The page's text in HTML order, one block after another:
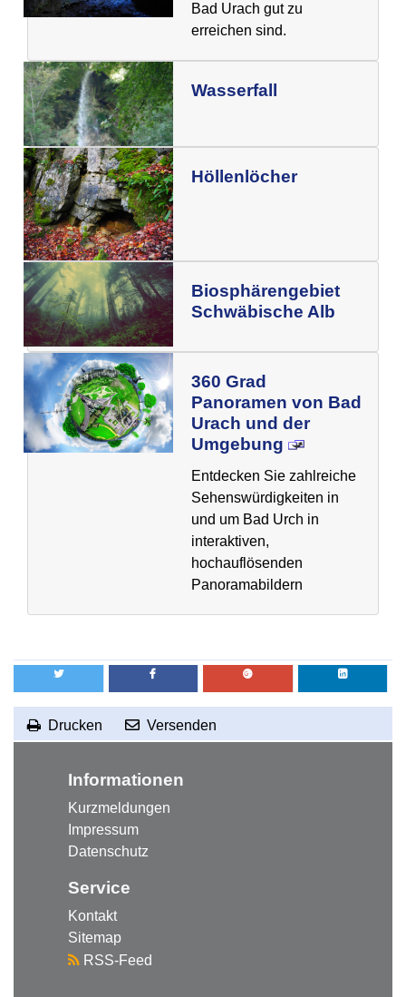
Bad Urach gut zu
erreichen sind.
Wasserfall
Höllenlöcher
Biosphärengebiet
Schwäbische Alb
360 Grad
Panoramen von Bad
Urach und der
Umgebung
Entdecken Sie zahlreiche
Sehenswürdigkeiten in
und um Bad Urch in
interaktiven,
hochauflösenden
Panoramabildern
Drucken Versenden
Informationen
Kurzmeldungen
Impressum
Datenschutz
Service
Kontakt
Sitemap
RSS-Feed